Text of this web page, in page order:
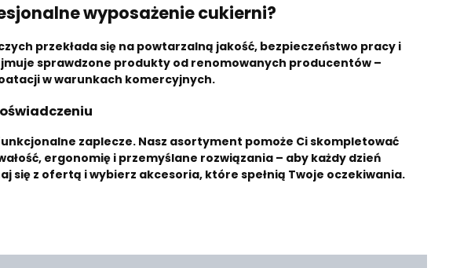
wyposażenie cukierni?
przekłada się na powtarzalną jakość, bezpieczeństwo pracy i
sprawdzone produkty od renomowanych producentów –
w warunkach komercyjnych.
zaplecze. Nasz asortyment pomoże Ci skompletować
ergonomię i przemyślane rozwiązania – aby każdy dzień
się z ofertą i wybierz akcesoria, które spełnią Twoje oczekiwania.